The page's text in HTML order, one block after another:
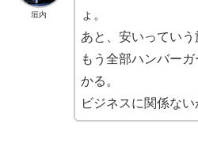
垣内
ょ。
あと、安いっていう
もう全部ハンバー
かる。
ビジネスに関係ない